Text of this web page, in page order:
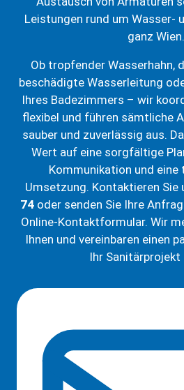
Leistungen rund um Wasser-
ganz Wien.
Ob tropfender Wasserhahn,
beschädigte Wasserleitung
Ihres Badezimmers – wir
flexibel und führen sämtliche
sauber und zuverlässig aus.
Wert auf eine sorgfältige
Kommunikation und
Umsetzung. Kontaktieren Sie
74oder senden Sie Ihre
Online-Kontaktformular. Wir
Ihnen und vereinbaren einen
Ihr Sanitärprojekt